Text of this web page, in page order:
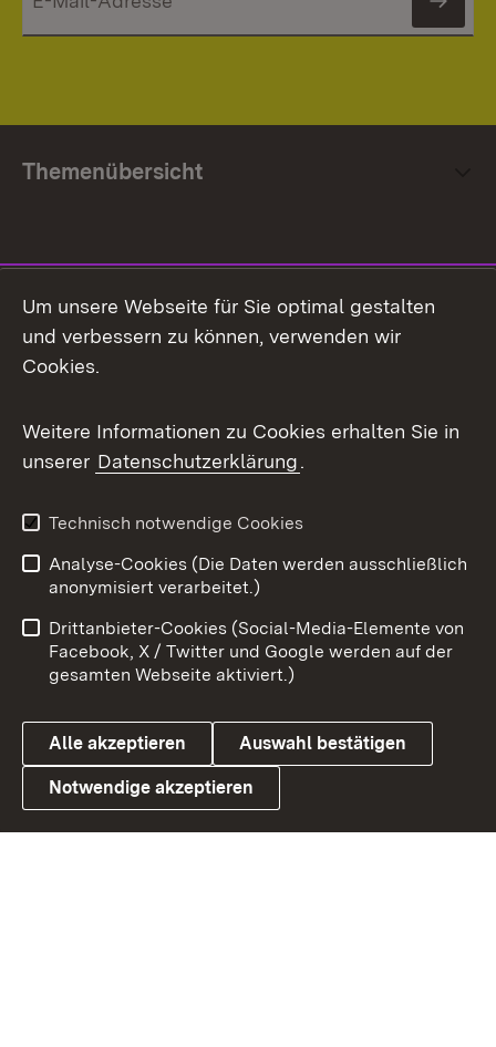
Themenübersicht
Facebook
X / Twitter
Youtube
Link zum Landesportal
Impressum
Kontakt
Barrierefreiheit
Datenschutz
Cookies
Um unsere Webseite für Sie optimal gestalten
und verbessern zu können, verwenden wir
Cookies.
Weitere Informationen zu Cookies erhalten Sie in
unserer Datenschutzerklärung.
Technisch notwendige Cookies
Analyse-Cookies (Die Daten werden ausschließlich
anonymisiert verarbeitet.)
Drittanbieter-Cookies (Social-Media-Elemente von
Facebook, X / Twitter und Google werden auf der
gesamten Webseite aktiviert.)
Alle akzeptieren Auswahl bestätigen
Notwendige akzeptieren